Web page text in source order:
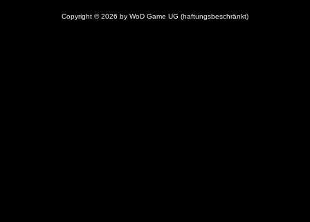
Copyright © 2026 by WoD Game UG (haftungsbeschränkt)